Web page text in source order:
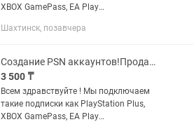
XBOX GamePass, EA Play
XBOX STORE: FC25, WUKONG, ASTRO
DUTY...
Шахтинск, позавчера
Создание PSN аккаунтов!Продажа Игр Ps plus PS5 PS4 Gamepass xbox
3 500 ₸
Всем здравствуйте ! Мы подключаем
такие подписки как PlayStation Plus,
XBOX GamePass, EA Play